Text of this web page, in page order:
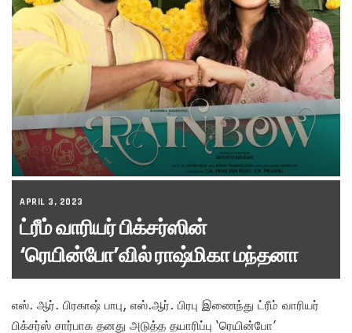
APRIL 3, 2023
ட்ரீம் வாரியர் பிக்சர்ஸின்
‘ரெயின்போ’வில் ராஷ்மிகா மந்தனா
எஸ். ஆர். பிரகாஷ் பாபு, எஸ்.ஆர். பிரபு இணைந்து ட்ரீம் வாரியர்
பிக்சர்ஸ் சார்பாக தனது அடுத்த தயாரிப்பு ‘ரெயின்போ’